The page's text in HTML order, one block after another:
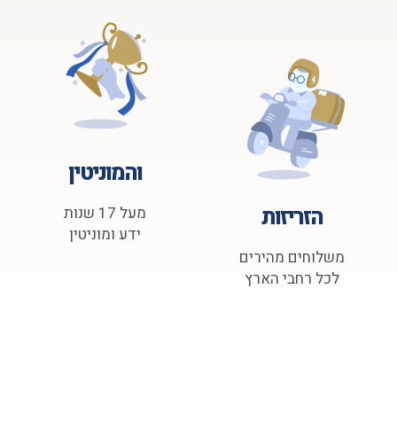
הזריזות
משלוחים מהירים
לכל רחבי הארץ
והמוניטין
מעל 17 שנות
ידע ומוניטין